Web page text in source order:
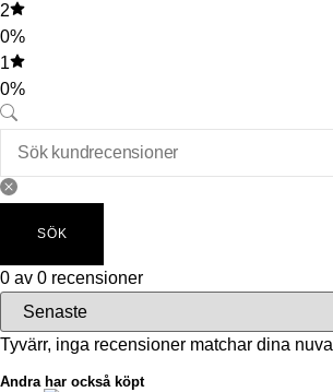
2
0%
1
0%
SÖK
0 av 0 recensioner
Tyvärr, inga recensioner matchar dina
Andra har också köpt